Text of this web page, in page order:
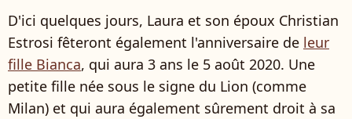
D'ici quelques jours, Laura et son époux Christian
Estrosi fêteront également l'anniversaire de leur
fille Bianca, qui aura 3 ans le 5 août 2020. Une
petite fille née sous le signe du Lion (comme
Milan) et qui aura également sûrement droit à sa